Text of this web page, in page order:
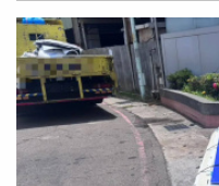
探索。為了呈現最好的畫
天凌晨4點，甚至還出現
熙妍拉弓射箭，但她卻突
流血了，熙妍表示：「其
的，覺得可能沾到什麼膠
但熙妍仍開心直呼射箭非
的箭都超輕鬆，還翹小指